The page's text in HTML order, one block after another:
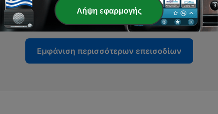
28 - A thousand nights in Greek #7
08 Αύγ 2020
Εμφάνιση περισσότερων επεισοδίων
Λήψη εφαρμογής